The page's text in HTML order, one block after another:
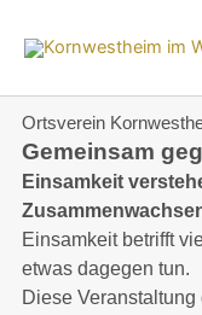
Inhalt
Ortsverein
Gemeinsam
Einsamkeit
Einsamkeit betrifft
etwas dagegen tun.
Diese